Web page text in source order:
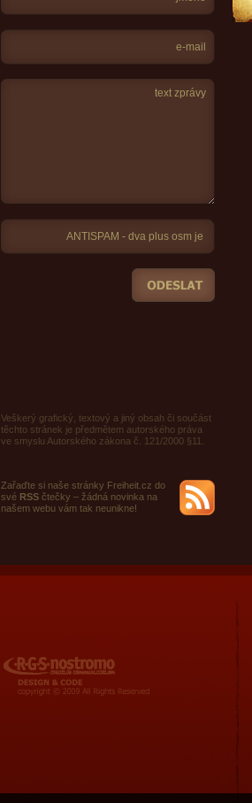
Veškerý grafický, textový a jiný obsah či součást
těchto stránek je předmětem autorského práva
ve smyslu Autorského zákona č. 121/2000 §11.
Zařaďte si naše stránky Freiheit.cz do
své RSS čtečky – žádná novinka na
našem webu vám tak neunikne!
RGS Nostromo